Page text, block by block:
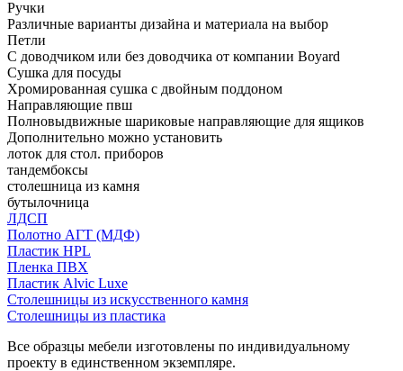
Ручки
Различные варианты дизайна и материала на выбор
Петли
С доводчиком или без доводчика от компании Boyard
Сушка для посуды
Хромированная сушка с двойным поддоном
Направляющие пвш
Полновыдвижные шариковые направляющие для ящиков
Дополнительно можно установить
лоток для стол. приборов
тандембоксы
столешница из камня
бутылочница
ЛДСП
Полотно АГТ (МДФ)
Пластик HPL
Пленка ПВХ
Пластик Alvic Luxe
Столешницы из искусственного камня
Столешницы из пластика
Все образцы мебели изготовлены по индивидуальному
проекту в единственном экземпляре.